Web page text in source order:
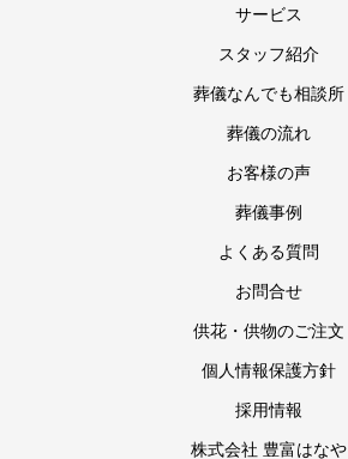
サービス
スタッフ紹介
葬儀なんでも相談所
葬儀の流れ
お客様の声
葬儀事例
よくある質問
お問合せ
供花・供物のご注文
個人情報保護方針
採用情報
株式会社 豊富はなや